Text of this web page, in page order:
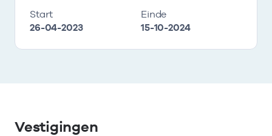
Start
26-04-2023
Einde
15-10-2024
Vestigingen